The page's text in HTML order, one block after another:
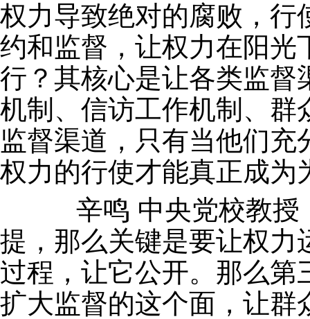
权力导致绝对的腐败，行
约和监督，让权力在阳光
行？其核心是让各类监督
机制、信访工作机制、群
监督渠道，只有当他们
权力的行使才能真正成为
辛鸣 中央党校教授
提，那么关键是要让权力
过程，让它公开。那么第
扩大监督的这个面，让群